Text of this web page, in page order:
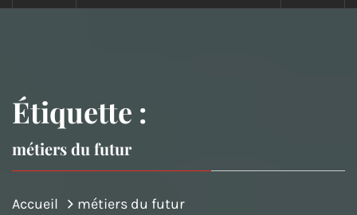
Étiquette :
métiers du futur
Accueil métiers du futur